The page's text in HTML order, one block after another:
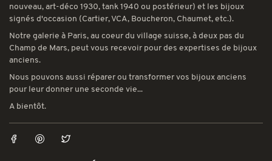
nouveau, art-déco 1930, tank 1940 ou postérieur) et les bijoux
signés d'occasion (Cartier, VCA, Boucheron, Chaumet, etc.).
Notre galerie à Paris, au coeur du village suisse, à deux pas du
Champ de Mars, peut vous recevoir pour des expertises de bijoux
anciens.
Nous pouvons aussi réparer ou transformer vos bijoux anciens
pour leur donner une seconde vie...
A bientôt.